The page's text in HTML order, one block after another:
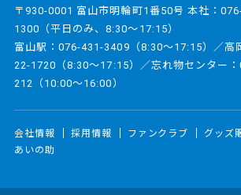
〒930-0001 富山市明輪町1番50号 本社：
1300 （平日のみ、8:30～17:15）
富山駅：076-431-3409 （8:30～17:15）／高
22-1720 （8:30～17:15）／忘れ物センター：
212 （10:00～16:00）
会社情報 採用情報 ファンクラブ グッズ
あいの助